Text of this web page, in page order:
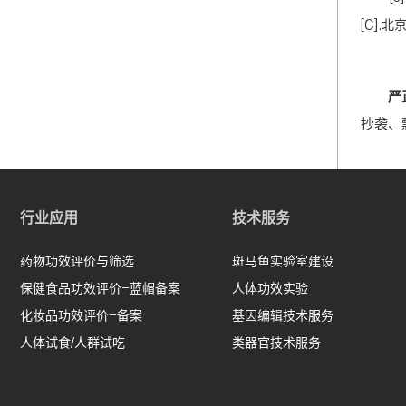
[C].北
严
抄袭、
行业应用
药物功效评价与筛选
保健食品功效评价-蓝帽备案
化妆品功效评价-备案
人体试食/人群试吃
技术服务
斑马鱼实验室建设
人体功效实验
基因编辑技术服务
类器官技术服务